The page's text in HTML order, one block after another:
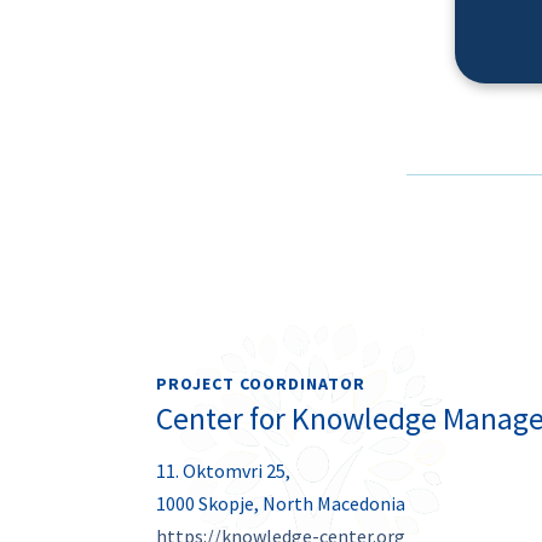
PROJECT COORDINATOR
Center for Knowledge
11. Oktomvri 25,
1000 Skopje, North Macedonia
https://knowledge-center.org